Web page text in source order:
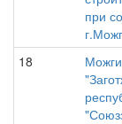
при
18